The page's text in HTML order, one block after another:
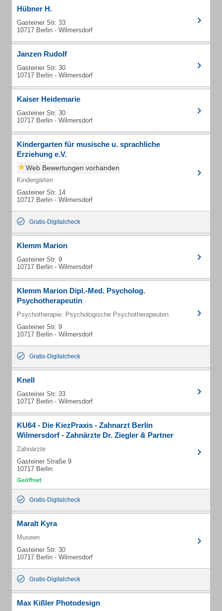
Hübner H.
Gasteiner Str. 33
10717 Berlin - Wilmersdorf
Janzen Rudolf
Gasteiner Str. 30
10717 Berlin - Wilmersdorf
Kaiser Heidemarie
Gasteiner Str. 30
10717 Berlin - Wilmersdorf
Kindergarten für musische u. sprachliche
Erziehung e.V.
Web Bewertungen vorhanden
Kindergärten
Gasteiner Str. 14
10717 Berlin - Wilmersdorf
Gratis-Digitalcheck
Klemm Marion
Gasteiner Str. 9
10717 Berlin - Wilmersdorf
Klemm Marion Dipl.-Med. Psycholog.
Psychotherapeutin
Psychotherapie: Psychologische Psychotherapeuten
Gasteiner Str. 9
10717 Berlin - Wilmersdorf
Gratis-Digitalcheck
Knell
Gasteiner Str. 33
10717 Berlin - Wilmersdorf
KU64 - Die KiezPraxis - Zahnarzt Berlin
Wilmersdorf - Zahnärzte Dr. Ziegler & Partner
Zahnärzte
Gasteiner Straße 9
10717 Berlin
Gratis-Digitalcheck
Maralt Kyra
Museen
Gasteiner Str. 30
10717 Berlin - Wilmersdorf
Gratis-Digitalcheck
Max Kißler Photodesign